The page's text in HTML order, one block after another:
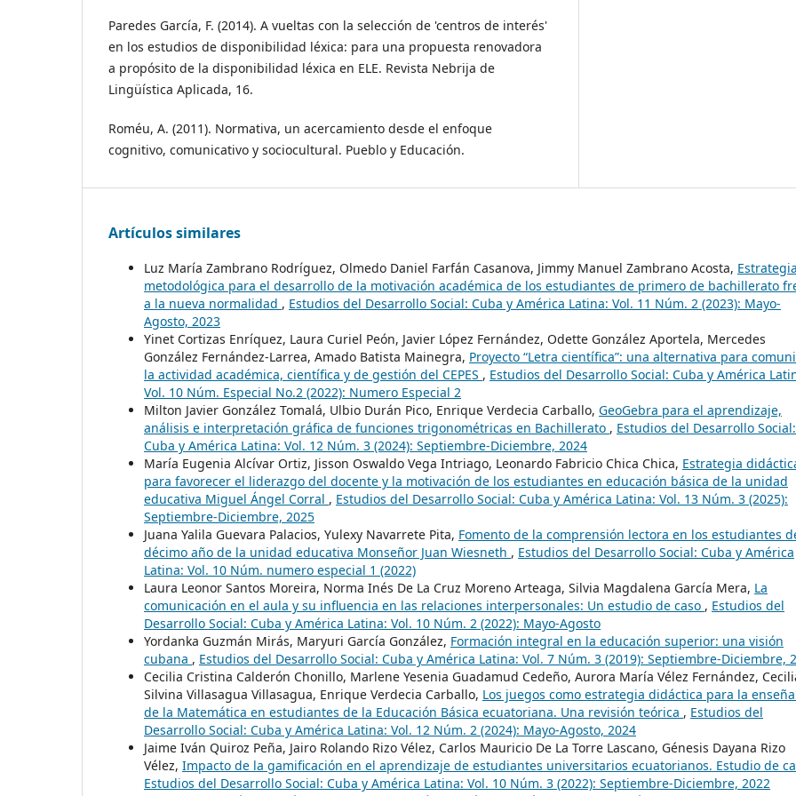
Paredes García, F. (2014). A vueltas con la selección de 'centros de interés'
en los estudios de disponibilidad léxica: para una propuesta renovadora
a propósito de la disponibilidad léxica en ELE. Revista Nebrija de
Lingüística Aplicada, 16.
Roméu, A. (2011). Normativa, un acercamiento desde el enfoque
cognitivo, comunicativo y sociocultural. Pueblo y Educación.
Artículos similares
Luz María Zambrano Rodríguez, Olmedo Daniel Farfán Casanova, Jimmy Manuel Zambrano Acosta, Estrategia
metodológica para el desarrollo de la motivación académica de los estudiantes de primero de bachillerato
a la nueva normalidad , Estudios del Desarrollo Social: Cuba y América Latina: Vol. 11 Núm. 2 (2023): Mayo-
Agosto, 2023
Yinet Cortizas Enríquez, Laura Curiel Peón, Javier López Fernández, Odette González Aportela, Mercedes
González Fernández-Larrea, Amado Batista Mainegra, Proyecto “Letra científica”: una alternativa para
la actividad académica, científica y de gestión del CEPES , Estudios del Desarrollo Social: Cuba y América
Vol. 10 Núm. Especial No.2 (2022): Numero Especial 2
Milton Javier González Tomalá, Ulbio Durán Pico, Enrique Verdecia Carballo, GeoGebra para el aprendizaje,
análisis e interpretación gráfica de funciones trigonométricas en Bachillerato , Estudios del Desarrollo Social:
Cuba y América Latina: Vol. 12 Núm. 3 (2024): Septiembre-Diciembre, 2024
María Eugenia Alcívar Ortiz, Jisson Oswaldo Vega Intriago, Leonardo Fabricio Chica Chica, Estrategia
para favorecer el liderazgo del docente y la motivación de los estudiantes en educación básica de la unidad
educativa Miguel Ángel Corral , Estudios del Desarrollo Social: Cuba y América Latina: Vol. 13 Núm. 3 (2025):
Septiembre-Diciembre, 2025
Juana Yalila Guevara Palacios, Yulexy Navarrete Pita, Fomento de la comprensión lectora en los estudiantes
décimo año de la unidad educativa Monseñor Juan Wiesneth , Estudios del Desarrollo Social: Cuba y América
Latina: Vol. 10 Núm. numero especial 1 (2022)
Laura Leonor Santos Moreira, Norma Inés De La Cruz Moreno Arteaga, Silvia Magdalena García Mera, La
comunicación en el aula y su influencia en las relaciones interpersonales: Un estudio de caso , Estudios del
Desarrollo Social: Cuba y América Latina: Vol. 10 Núm. 2 (2022): Mayo-Agosto
Yordanka Guzmán Mirás, Maryuri García González, Formación integral en la educación superior: una visión
cubana , Estudios del Desarrollo Social: Cuba y América Latina: Vol. 7 Núm. 3 (2019): Septiembre-Diciembre,
Cecilia Cristina Calderón Chonillo, Marlene Yesenia Guadamud Cedeño, Aurora María Vélez Fernández,
Silvina Villasagua Villasagua, Enrique Verdecia Carballo, Los juegos como estrategia didáctica para la
de la Matemática en estudiantes de la Educación Básica ecuatoriana. Una revisión teórica , Estudios del
Desarrollo Social: Cuba y América Latina: Vol. 12 Núm. 2 (2024): Mayo-Agosto, 2024
Jaime Iván Quiroz Peña, Jairo Rolando Rizo Vélez, Carlos Mauricio De La Torre Lascano, Génesis Dayana Rizo
Vélez, Impacto de la gamificación en el aprendizaje de estudiantes universitarios ecuatorianos. Estudio de
Estudios del Desarrollo Social: Cuba y América Latina: Vol. 10 Núm. 3 (2022): Septiembre-Diciembre, 2022